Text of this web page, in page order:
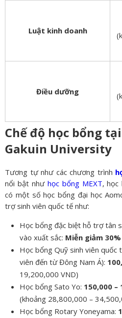
Luật kinh doanh
Điều dưỡng
Chế độ học bổng
Gakuin University
Tương tự như các chương trình
nổi bật như học bổng MEXT, học
có một số học bổng đại học
trợ sinh viên quốc tế như:
Học bổng đặc biệt hỗ trợ tân
vào xuất sắc: Miễn giảm
Học bổng Quỹ sinh viên quốc
viên đến từ Đông Nam Á):
19,200,000 VND)
Học bổng Sato Yo: 150,000
(khoảng 28,800,000 –
Học bổng Rotary Yoneyama: